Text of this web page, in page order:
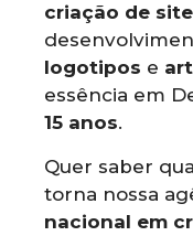
criação de
logotipos e
essência em
15 anos.
Quer saber
torna nossa
nacional em